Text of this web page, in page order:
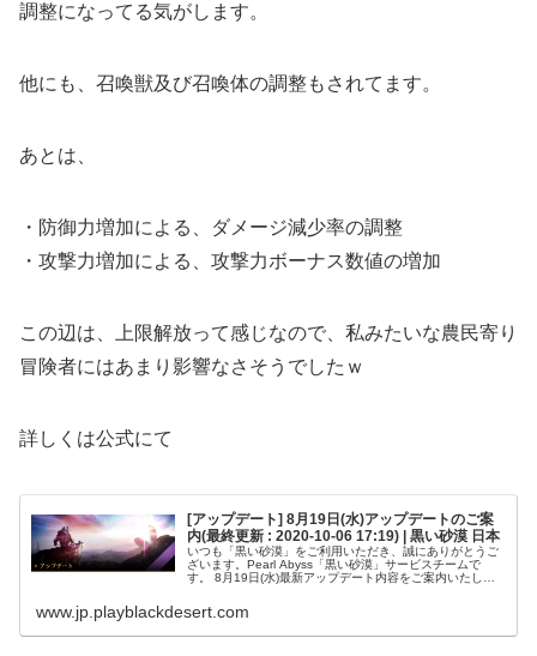
調整になってる気がします。
他にも、召喚獣及び召喚体の調整もされてます。
あとは、
・防御力増加による、ダメージ減少率の調整
・攻撃力増加による、攻撃力ボーナス数値の増加
この辺は、上限解放って感じなので、私みたいな農民寄り
冒険者にはあまり影響なさそうでしたｗ
詳しくは公式にて
[アップデート] 8月19日(水)アップデートのご案
内(最終更新 : 2020-10-06 17:19) | 黒い砂漠 日本
いつも「黒い砂漠」をご利用いただき、誠にありがとうご
ざいます。Pearl Abyss「黒い砂漠」サービスチームで
す。 8月19日(水)最新アップデート内容をご案内いたしま
www.jp.playblackdesert.com